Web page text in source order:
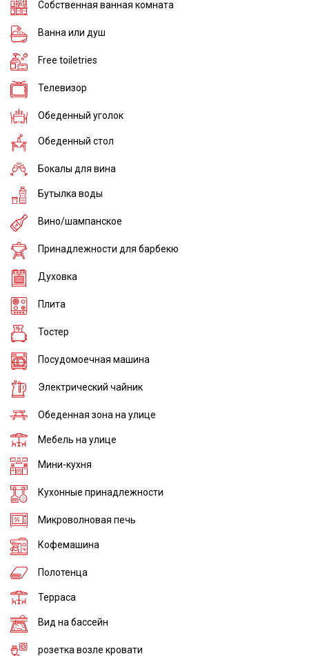
Собственная ванная комната
Ванна или душ
Free toiletries
Телевизор
Обеденный уголок
Обеденный стол
Бокалы для вина
Бутылка воды
Вино/шампанское
Принадлежности для барбекю
Духовка
Плита
Тостер
Посудомоечная машина
Электрический чайник
Обеденная зона на улице
Мебель на улице
Мини-кухня
Кухонные принадлежности
Микроволновая печь
Кофемашина
Полотенца
Терраса
Вид на бассейн
розетка возле кровати